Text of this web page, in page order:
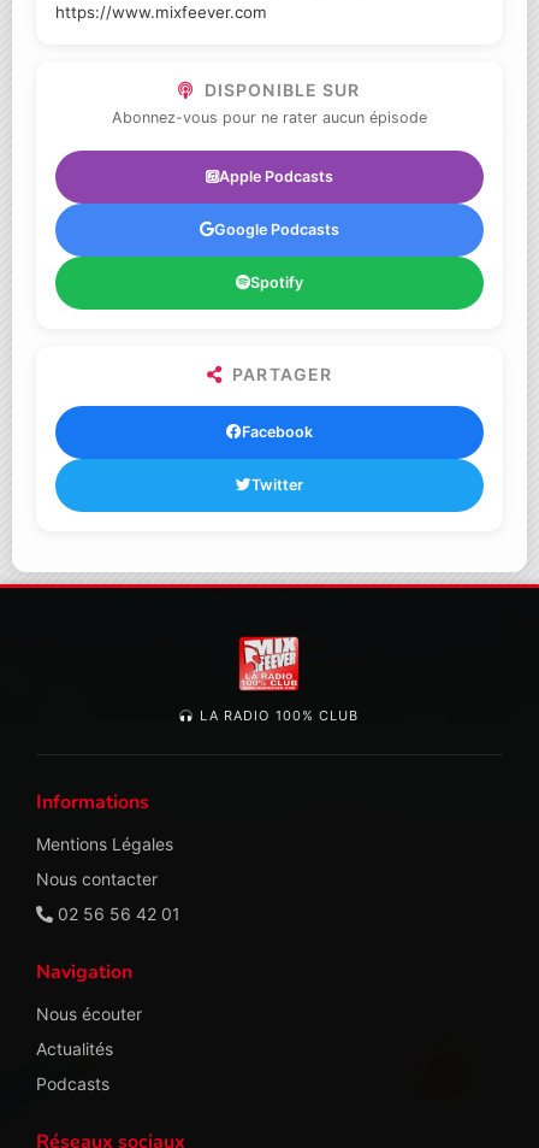
https://www.mixfeever.com
DISPONIBLE SUR
Abonnez-vous pour ne rater aucun épisode
Apple Podcasts
Google Podcasts
Spotify
PARTAGER
Facebook
Twitter
LA RADIO 100% CLUB
Informations
Mentions Légales
Nous contacter
02 56 56 42 01
Navigation
Nous écouter
Actualités
Podcasts
Réseaux sociaux